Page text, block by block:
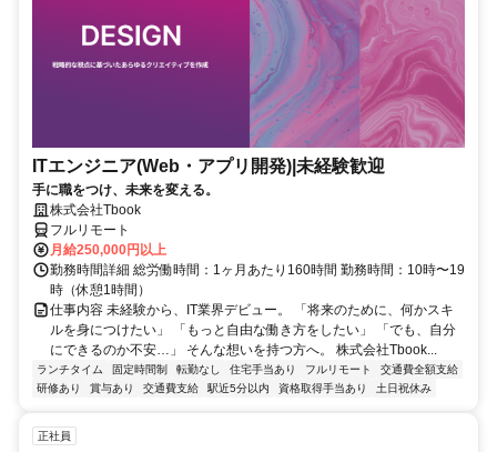
ITエンジニア(Web・アプリ開発)|未経験歓迎
手に職をつけ、未来を変える。
株式会社Tbook
フルリモート
月給250,000円以上
勤務時間詳細 総労働時間：1ヶ月あたり160時間 勤務時間：10時〜19
時（休憩1時間）
仕事内容 未経験から、IT業界デビュー。 「将来のために、何かスキ
ルを身につけたい」 「もっと自由な働き方をしたい」 「でも、自分
にできるのか不安…」 そんな想いを持つ方へ。 株式会社Tbook...
ランチタイム 固定時間制 転勤なし 住宅手当あり フルリモート
交通費全額支給
研修あり
賞与あり 交通費支給 駅近5分以内 資格取得手当あり 土日祝休み
正社員